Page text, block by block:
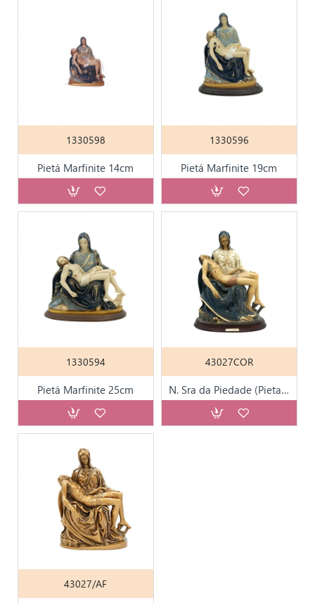
1330598
Pietá Marfinite 14cm
1330596
Pietá Marfinite 19cm
1330594
Pietá Marfinite 25cm
43027COR
N. Sra da Piedade (Pieta) 36cm
43027/AF